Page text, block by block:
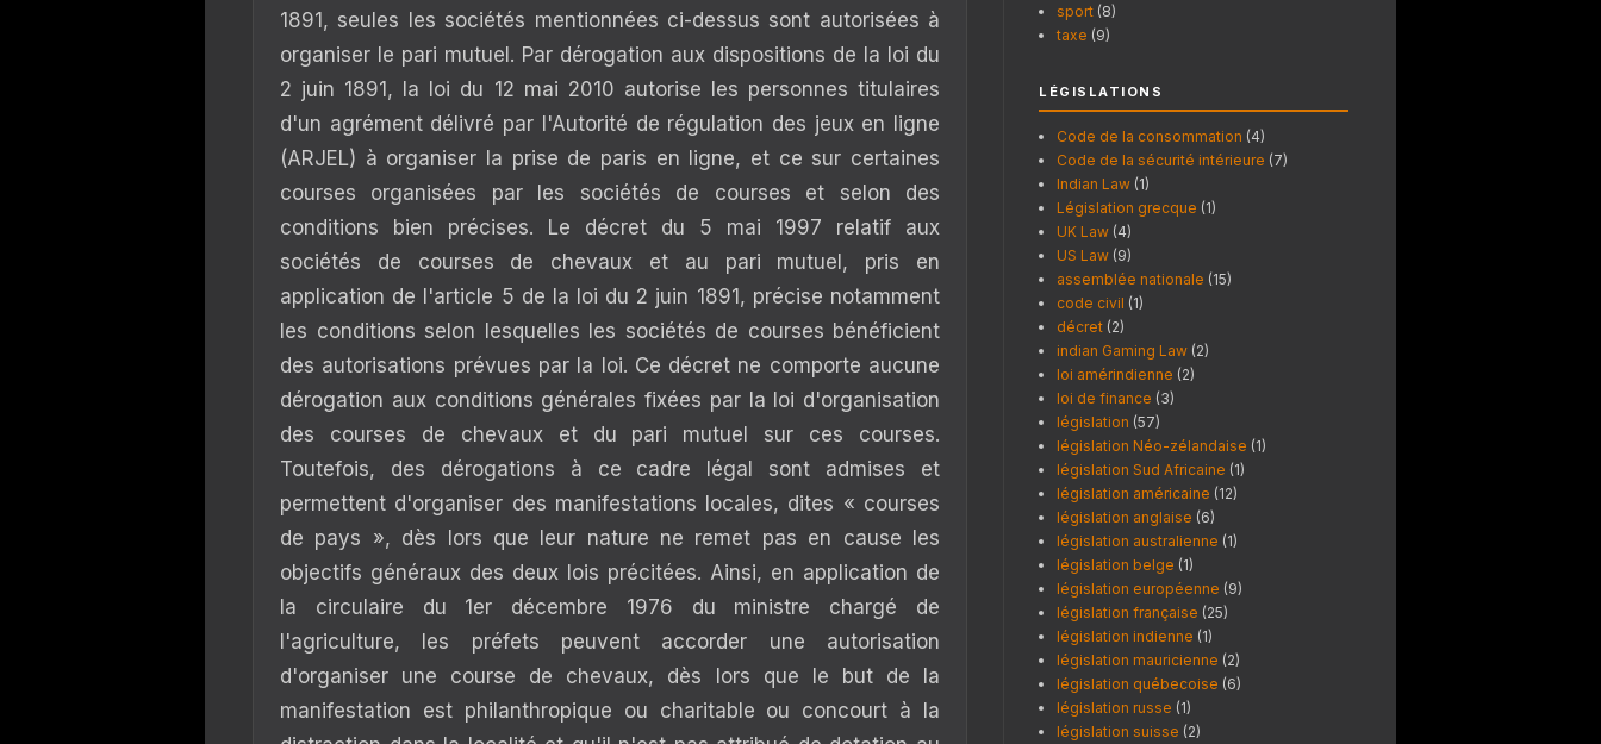
1891, seules les sociétés mentionnées ci-dessus sont autorisées à
organiser le pari mutuel. Par dérogation aux dispositions de la loi du
2 juin 1891, la loi du 12 mai 2010 autorise les personnes titulaires
d'un agrément délivré par l'Autorité de régulation des jeux en ligne
(ARJEL) à organiser la prise de paris en ligne, et ce sur certaines
courses organisées par les sociétés de courses et selon des
conditions bien précises. Le décret du 5 mai 1997 relatif aux
sociétés de courses de chevaux et au pari mutuel, pris en
application de l'article 5 de la loi du 2 juin 1891, précise notamment
les conditions selon lesquelles les sociétés de courses bénéficient
des autorisations prévues par la loi. Ce décret ne comporte aucune
dérogation aux conditions générales fixées par la loi d'organisation
des courses de chevaux et du pari mutuel sur ces courses.
Toutefois, des dérogations à ce cadre légal sont admises et
permettent d'organiser des manifestations locales, dites « courses
de pays », dès lors que leur nature ne remet pas en cause les
objectifs généraux des deux lois précitées. Ainsi, en application de
la circulaire du 1er décembre 1976 du ministre chargé de
l'agriculture, les préfets peuvent accorder une autorisation
d'organiser une course de chevaux, dès lors que le but de la
manifestation est philanthropique ou charitable ou concourt à la
sport (8)
taxe (9)
LÉGISLATIONS
Code de la consommation (4)
Code de la sécurité intérieure (7)
Indian Law (1)
Législation grecque (1)
UK Law (4)
US Law (9)
assemblée nationale (15)
code civil (1)
décret (2)
indian Gaming Law (2)
loi amérindienne (2)
loi de finance (3)
législation (57)
législation Néo-zélandaise (1)
législation Sud Africaine (1)
législation américaine (12)
législation anglaise (6)
législation australienne (1)
législation belge (1)
législation européenne (9)
législation française (25)
législation indienne (1)
législation mauricienne (2)
législation québecoise (6)
législation russe (1)
législation suisse (2)